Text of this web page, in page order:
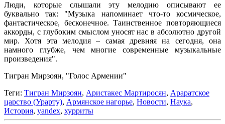
Люди, которые слышали эту мелодию описывают ее
буквально так: "Музыка напоминает что-то космическое,
фантастическое, бесконечное. Таинственное повторяющиеся
аккорды, с глубоким смыслом уносят нас в абсолютно другой
мир. Хотя эта мелодия – самая древняя на сегодня, она
намного глубже, чем многие современные музыкальные
произведения".
Тигран Мирзоян, "Голос Армении"
Теги: Тигран Мирзоян, Аристакес Мартиросян, Араратское
царство (Урарту), Армянское нагорье, Новости, Наука,
История, yandex, хурриты